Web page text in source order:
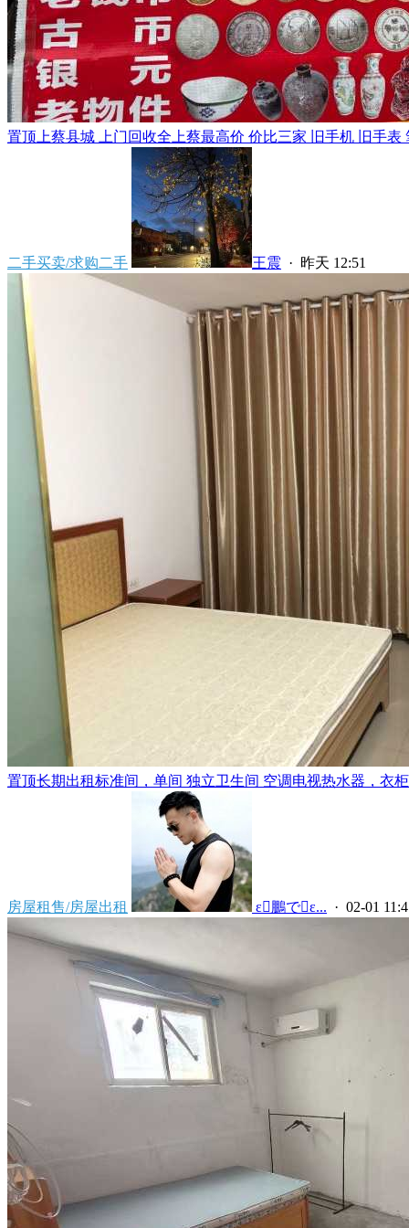
置顶 上蔡县城 上门回收全上蔡最高价 价比三家 旧手机 旧手表
二手买卖/求购二手 王震 · 昨天 12:51
置顶长期出租标准间，单间 独立卫生间 空调电视热水器，衣
房屋租售/房屋出租  ε鵬でε... · 02-01